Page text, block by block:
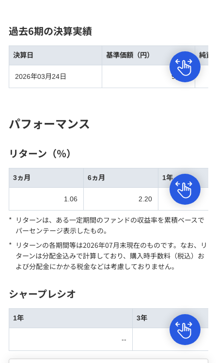
みずほ証券について
過去6期の決算実績
決算日 基準価額（円） 純資
2026年03月24日 9,478
パフォーマンス
リターン（％）
3ヵ月 6ヵ月 1年
1.06 2.20
* リターンは、ある一定期間のファンドの収益率を累積ベースで
パーセンテージ表示したもの。
* リターンの各期間等は2026年07月末現在のものです。なお、リ
ターンは分配金込みで計算しており、購入時手数料（税込）お
よび分配金にかかる税金などは考慮しておりません。
シャープレシオ
1年 3年
--